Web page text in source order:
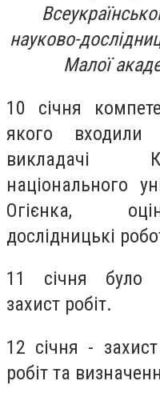
науково-
Малої
10 січня
якого
викладачі
національного
Огієнка,
дослідницькі
11 січня було
захист робіт.
12 січня -
робіт та